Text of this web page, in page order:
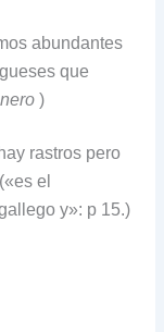
abundantes
que
)
rastros pero
el
y»: p 15.)